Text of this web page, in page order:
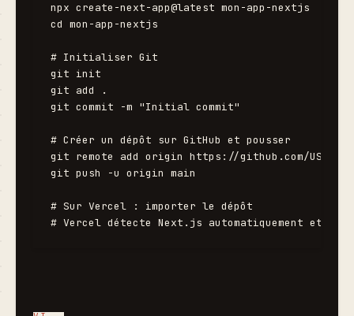
npx create-next-app@latest mon-app-nextjs
cd mon-app-nextjs
# Initialiser Git
git init
git add .
git commit -m "Initial commit"
# Créer un dépôt sur GitHub et pousser
git remote add origin https://github.com/
git push -u origin main
# Sur Vercel : importer le dépôt